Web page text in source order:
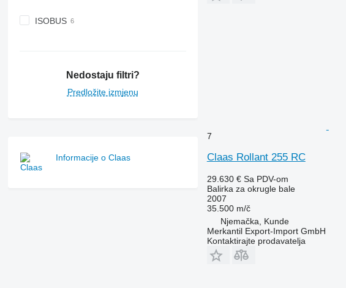
ISOBUS
Nedostaju filtri?
Predložite izmjenu
Informacije o Claas
7
Claas Rollant 255 RC
29.630 € Sa PDV-om
Balirka za okrugle bale
2007
35.500 m/č
Njemačka, Kunde
Merkantil Export-Import GmbH
Kontaktirajte prodavatelja